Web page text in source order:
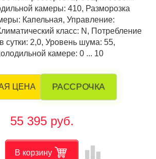
камеры: 410, Разморозка
Капельная, Управление:
класс: N, Потребление
сутки: 2,0, Уровень шума: 55,
камере: 0 ... 10
ЦЕНА РАССРОЧКА
55 395 руб.
В корзину leaderboard